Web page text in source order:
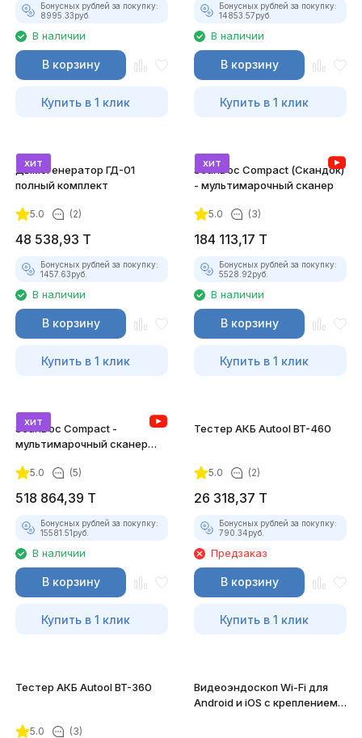
Бонусных рублей за покупку:
8995.33руб.
В наличии
В корзину
Купить в 1 клик
Бонусных рублей за покупку:
14853.57руб.
В наличии
В корзину
Купить в 1 клик
хит
Дымогенератор ГД-01
полный комплект
5.0 (2)
48 538,93 T
Бонусных рублей за покупку:
1457.63руб.
В наличии
В корзину
Купить в 1 клик
хит
ScanDoc Compact (Скандок)
- мультимарочный сканер
5.0 (3)
184 113,17 T
Бонусных рублей за покупку:
5528.92руб.
В наличии
В корзину
Купить в 1 клик
хит
ScanDoc Compact -
мультимарочный сканер
5.0 (5)
518 864,39 T
Бонусных рублей за покупку:
15581.51руб.
В наличии
В корзину
Купить в 1 клик
Тестер АКБ Autool BT-460
5.0 (2)
26 318,37 T
Бонусных рублей за покупку:
790.34руб.
Предзаказ
В корзину
Купить в 1 клик
Тестер АКБ Autool BT-360
5.0 (3)
Видеоэндоскоп Wi-Fi для
Android и iOS с креплением